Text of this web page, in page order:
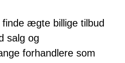
ægte billige tilbud
salg og
forhandlere som